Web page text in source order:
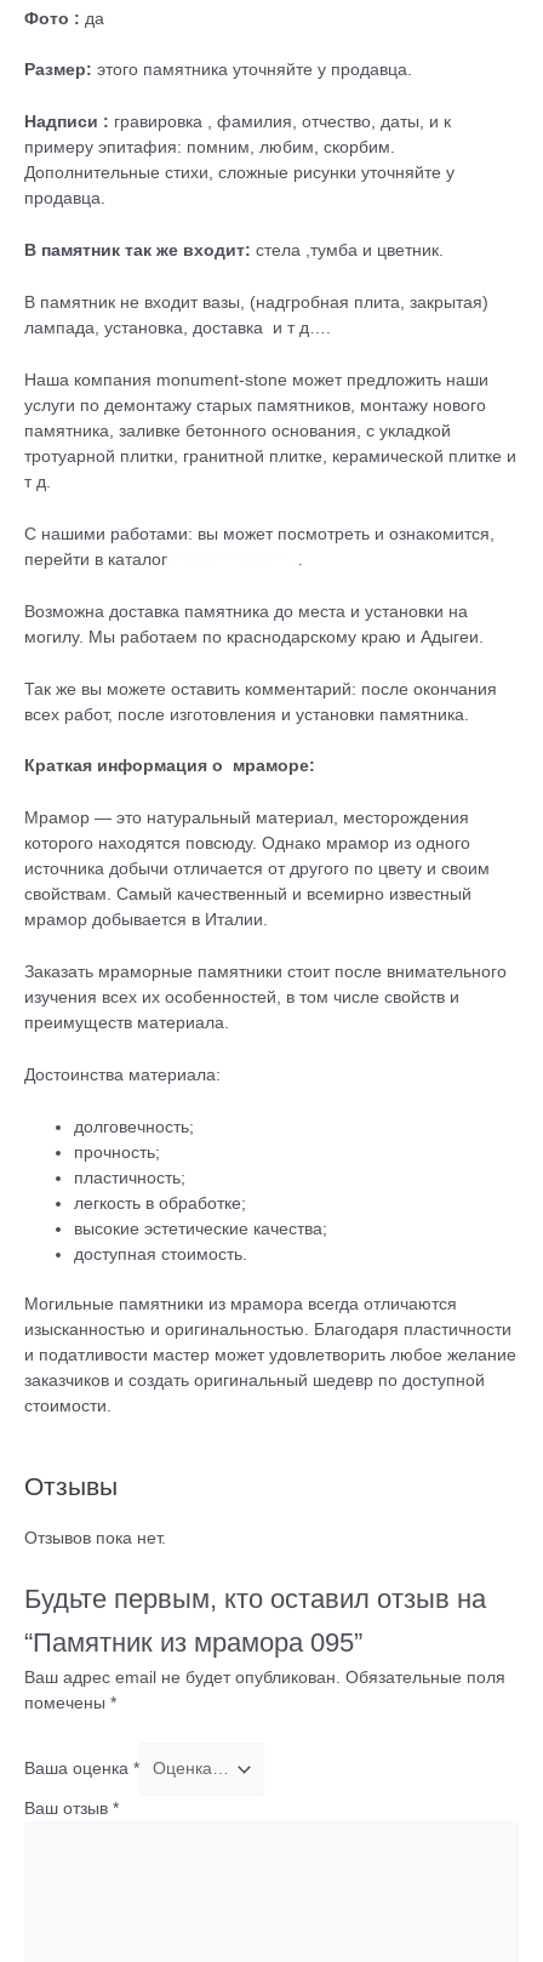
Фото : да
Размер: этого памятника уточняйте у продавца.
Надписи : гравировка , фамилия, отчество, даты, и к
примеру эпитафия: помним, любим, скорбим.
Дополнительные стихи, сложные рисунки уточняйте у
продавца.
В памятник так же входит: стела ,тумба и цветник.
В памятник не входит вазы, (надгробная плита, закрытая)
лампада, установка, доставка и т д….
Наша компания monument-stone может предложить наши
услуги по демонтажу старых памятников, монтажу нового
памятника, заливке бетонного основания, с укладкой
тротуарной плитки, гранитной плитке, керамической плитке и
т д.
С нашими работами: вы может посмотреть и ознакомится,
перейти в каталог
Возможна доставка памятника до места и установки на
могилу. Мы работаем по краснодарскому краю и Адыгеи.
Так же вы можете оставить комментарий: после окончания
всех работ, после изготовления и установки памятника.
Краткая информация о мраморе:
Мрамор — это натуральный материал, месторождения
которого находятся повсюду. Однако мрамор из одного
источника добычи отличается от другого по цвету и своим
свойствам. Самый качественный и всемирно известный
мрамор добывается в Италии.
Заказать мраморные памятники стоит после внимательного
изучения всех их особенностей, в том числе свойств и
преимуществ материала.
Достоинства материала:
долговечность;
прочность;
пластичность;
легкость в обработке;
высокие эстетические качества;
доступная стоимость.
Могильные памятники из мрамора всегда отличаются
изысканностью и оригинальностью. Благодаря пластичности
и податливости мастер может удовлетворить любое желание
заказчиков и создать оригинальный шедевр по доступной
стоимости.
Отзывы
Отзывов пока нет.
Будьте первым, кто оставил отзыв на
“Памятник из мрамора 095”
Ваш адрес email не будет опубликован. Обязательные поля
помечены *
Ваша оценка *
Ваш отзыв *